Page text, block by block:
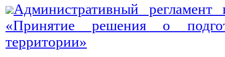
Административный регламент
«Принятие решения о
территории»